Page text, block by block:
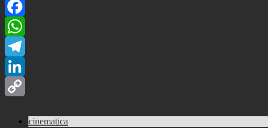
Facebook
WhatsApp
Telegram
LinkedIn
cinematica